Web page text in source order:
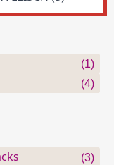
(1)
(4)
(3)